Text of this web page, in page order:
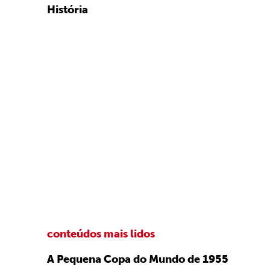
História
conteúdos mais lidos
A Pequena Copa do Mundo de 1955